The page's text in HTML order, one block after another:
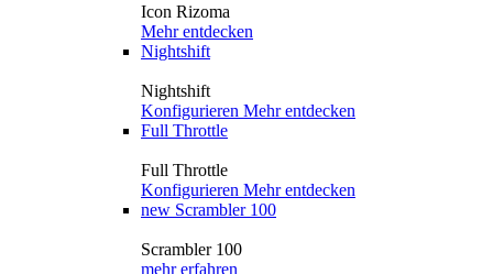
Icon Rizoma
Mehr entdecken
Nightshift
Nightshift
Konfigurieren Mehr entdecken
Full Throttle
Full Throttle
Konfigurieren Mehr entdecken
new Scrambler 100
Scrambler 100
mehr erfahren